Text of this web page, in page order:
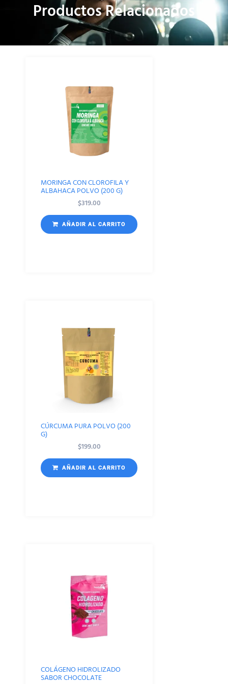
Productos Relacionados
MORINGA CON CLOROFILA Y
ALBAHACA POLVO (200 G)
$319.00
AÑADIR AL CARRITO
CÚRCUMA PURA POLVO (200
G)
$199.00
AÑADIR AL CARRITO
COLÁGENO HIDROLIZADO
SABOR CHOCOLATE